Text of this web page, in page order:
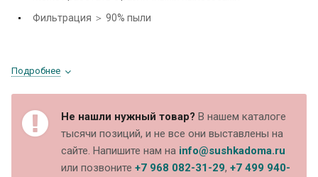
Фильтрация ＞ 90% пыли
Подробнее
Не нашли нужный товар? В нашем каталоге
тысячи позиций, и не все они выставлены на
сайте. Напишите нам на info@sushkadoma.ru
или позвоните +7 968 082-31-29, +7 499 940-